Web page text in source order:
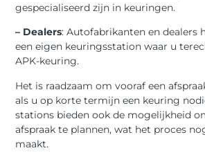
gespecialiseerd zijn in keuringen.
– Dealers: Autofabrikanten en dealers
een eigen keuringsstation waar u
APK-keuring.
Het is raadzaam om vooraf een
als u op korte termijn een keuring
stations bieden ook de mogelijkheid
afspraak te plannen, wat het proces
maakt.